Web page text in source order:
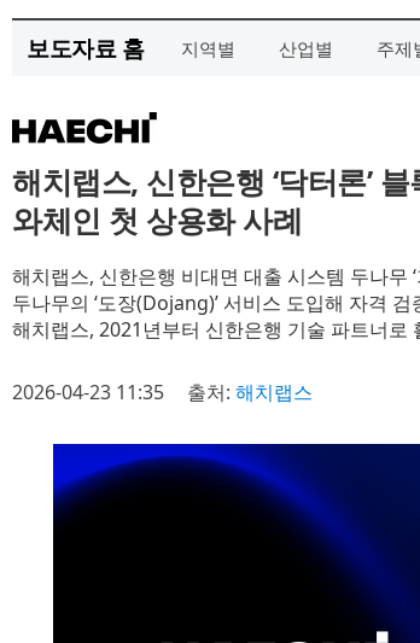
보도자료 홈 지역별 산업별 주제
해치랩스, 신한은행 ‘닥터론’
와체인 첫 상용화 사례
해치랩스, 신한은행 비대면 대출 시스템 두나무
두나무의 ‘도장(Dojang)’ 서비스 도입해 자격
해치랩스, 2021년부터 신한은행 기술 파트너
2026-04-23 11:35 출처: 해치랩스